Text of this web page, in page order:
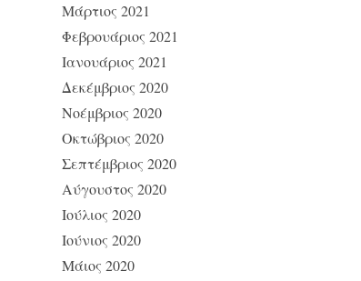
Μάρτιος 2021
Φεβρουάριος 2021
Ιανουάριος 2021
Δεκέμβριος 2020
Νοέμβριος 2020
Οκτώβριος 2020
Σεπτέμβριος 2020
Αύγουστος 2020
Ιούλιος 2020
Ιούνιος 2020
Μάιος 2020